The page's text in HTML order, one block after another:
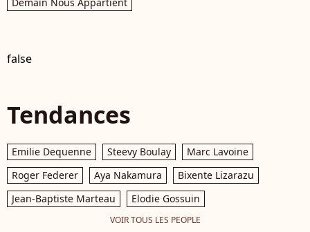
Demain Nous Appartient
false
Tendances
Emilie Dequenne Steevy Boulay
Marc Lavoine
Roger Federer
Aya Nakamura
Bixente Lizarazu
Jean-Baptiste Marteau
Elodie Gossuin
VOIR TOUS LES PEOPLE